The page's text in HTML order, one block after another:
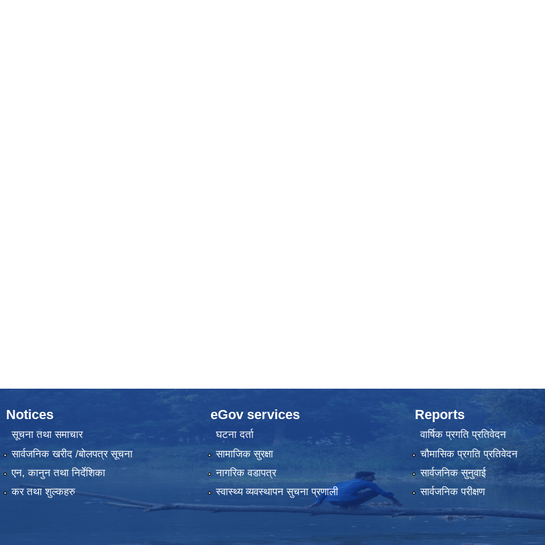
Notices
सूचना तथा समाचार
सार्वजनिक खरीद /बोलपत्र सूचना
एन, कानुन तथा निर्देशिका
कर तथा शुल्कहरु
eGov services
घटना दर्ता
सामाजिक सुरक्षा
नागरिक वडापत्र
स्वास्थ्य व्यवस्थापन सुचना प्रणाली
Reports
वार्षिक प्रगति प्रतिवेदन
चौमासिक प्रगति प्रतिवेदन
सार्वजनिक सुनुवाई
सार्वजनिक परीक्षण